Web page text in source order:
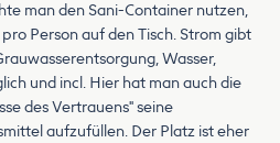
man den Sani-Container nutzen,
Person auf den Tisch. Strom gibt
Wasser,
und incl. Hier hat man auch die
des Vertrauens" seine
aufzufüllen. Der Platz ist eher